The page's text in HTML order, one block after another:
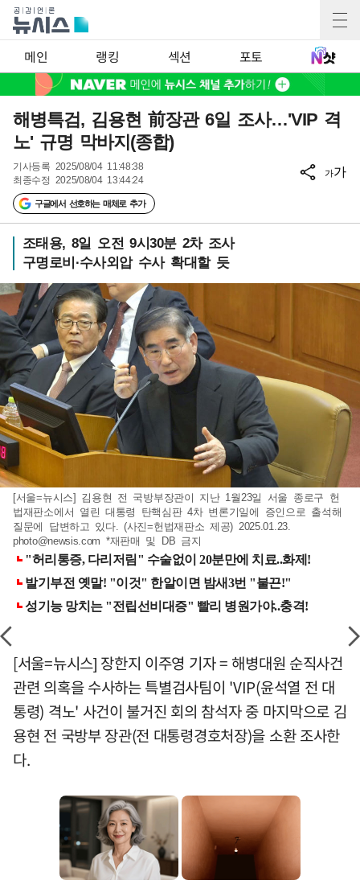
메인 랭킹 섹션 포토
해병특검, 김용현 前장관 6일 조사…'VIP 격
노' 규명 막바지(종합)
기사등록 2025/08/04 11:48:38
최종수정 2025/08/04 13:44:24
구글에서 선호하는 매체로 추가
가가
조태용, 8일 오전 9시30분 2차 조사
구명로비·수사외압 수사 확대할 듯
[서울=뉴시스] 김용현 전 국방부장관이 지난 1월23일 서울 종로구 헌
법재판소에서 열린 대통령 탄핵심판 4차 변론기일에 증인으로 출석해
질문에 답변하고 있다. (사진=헌법재판소 제공) 2025.01.23.
photo@newsis.com *재판매 및 DB 금지
[서울=뉴시스] 장한지 이주영 기자 = 해병대원 순직사건
관련 의혹을 수사하는 특별검사팀이 'VIP(윤석열 전 대
통령) 격노' 사건이 불거진 회의 참석자 중 마지막으로 김
용현 전 국방부 장관(전 대통령경호처장)을 소환 조사한
다.